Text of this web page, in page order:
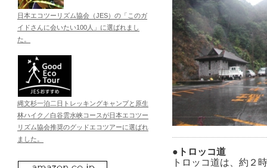
●トロッコ道
トロッコ道は、約２
日本エコツーリズム協会（JES）の「このガ
イドさんに会いたい100人」に選ばれまし
た。
縄文杉一泊二日トレッキングキャンプと原生
林ハイク／白谷雲水峡コースが日本エコツー
リズム協会推奨のグッドエコツアーに選ばれ
ました。